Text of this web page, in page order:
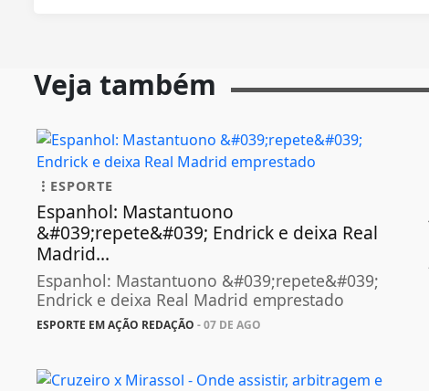
Veja também
ESPORTE
Espanhol: Mastantuono
&#039;repete&#039; Endrick e deixa Real
Madrid...
Espanhol: Mastantuono &#039;repete&#039;
Endrick e deixa Real Madrid emprestado
ESPORTE EM AÇÃO REDAÇÃO - 07 DE AGO